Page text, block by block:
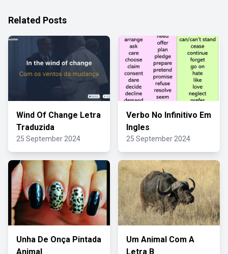
Related Posts
Wind Of Change Letra
Traduzida
25 September 2024
Verbo No Infinitivo Em
Ingles
25 September 2024
Unha De Onça Pintada
Animal
Um Animal Com A
Letra B